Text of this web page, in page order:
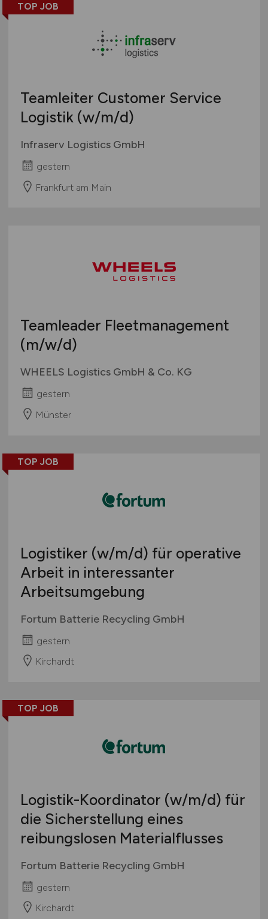
TOP JOB
Teamleiter Customer Service
Logistik (w/m/d)
Infraserv Logistics GmbH
gestern
Frankfurt am Main
Teamleader Fleetmanagement
(m/w/d)
WHEELS Logistics GmbH & Co. KG
gestern
Münster
TOP JOB
Logistiker (w/m/d) für operative
Arbeit in interessanter
Arbeitsumgebung
Fortum Batterie Recycling GmbH
gestern
Kirchardt
TOP JOB
Logistik-Koordinator (w/m/d) für
die Sicherstellung eines
reibungslosen Materialflusses
Fortum Batterie Recycling GmbH
gestern
Kirchardt